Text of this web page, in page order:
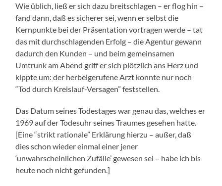
Wie üblich, ließ er sich dazu breitschlagen – er flog hin –
fand dann, daß es sicherer sei, wenn er selbst die
Kernpunkte bei der Präsentation vortragen werde – tat
das mit durchschlagenden Erfolg – die Agentur gewann
dadurch den Kunden – und beim gemeinsamen
Umtrunk am Abend griff er sich plötzlich ans Herz und
kippte um: der herbeigerufene Arzt konnte nur noch
“Tod durch Kreislauf-Versagen” feststellen.
Das Datum seines Todestages war genau das, welches er
1969 auf der Todesuhr seines Traumes gesehen hatte.
[Eine “strikt rationale” Erklärung hierzu – außer, daß
dies schon wieder einmal einer jener
‘unwahrscheinlichen Zufälle’ gewesen sei – habe ich bis
heute noch nicht gefunden.]